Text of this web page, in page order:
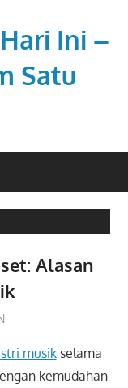
Ini –
Satu
Alasan
musikselama
kemudahan